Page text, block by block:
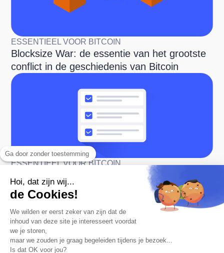
Ga door zonder toestemming
Hoi, dat zijn wij...
de Cookies!
We wilden er eerst zeker van zijn dat de
inhoud van deze site je interesseert voordat
we je storen,
maar we zouden je graag begeleiden tijdens je bezoek...
Is dat OK voor jou?
ESSENTIEEL VOOR BITCOIN
Blocksize War: de essentie van het grootste
conflict in de geschiedenis van Bitcoin
ESSENTIEEL VOOR BITCOIN
Checklist met essentiële tools voor de
Bitcoin-gebruiker